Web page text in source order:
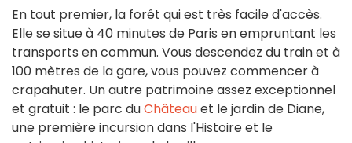
En tout premier, la forêt qui est très facile d'accès.
Elle se situe à 40 minutes de Paris en empruntant les
transports en commun. Vous descendez du train et à
100 mètres de la gare, vous pouvez commencer à
crapahuter. Un autre patrimoine assez exceptionnel
et gratuit : le parc duChâteauet le jardin de Diane,
une première incursion dans l'Histoire et le